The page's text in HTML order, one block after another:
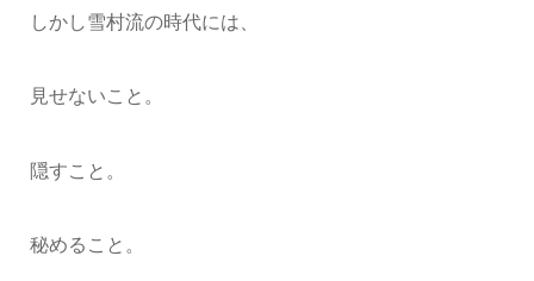
しかし雪村流の時代には、
見せないこと。
隠すこと。
秘めること。